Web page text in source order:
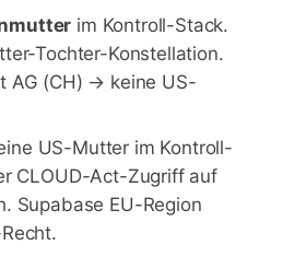
im Kontroll-Stack.
Tochter-Konstellation.
AG (CH) → keine US-
US-Mutter im Kontroll-
CLOUD-Act-Zugriff auf
Supabase EU-Region